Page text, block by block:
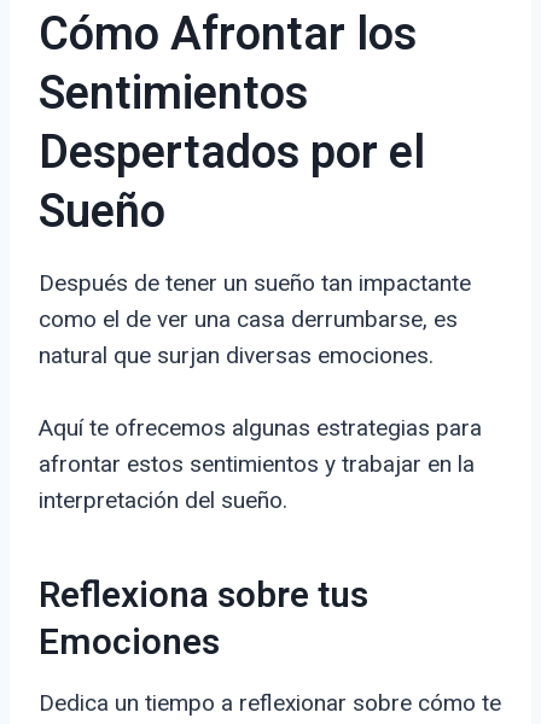
Cómo Afrontar los
Sentimientos
Despertados por el
Sueño
Después de tener un sueño tan impactante
como el de ver una casa derrumbarse, es
natural que surjan diversas emociones.
Aquí te ofrecemos algunas estrategias para
afrontar estos sentimientos y trabajar en la
interpretación del sueño.
Reflexiona sobre tus
Emociones
Dedica un tiempo a reflexionar sobre cómo te